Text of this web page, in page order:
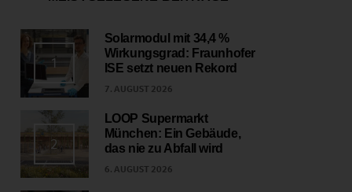
1
Solarmodul mit 34,4 %
Wirkungsgrad: Fraunhofer
ISE setzt neuen Rekord
7. AUGUST 2026
2
LOOP Supermarkt
München: Ein Gebäude,
das nie zu Abfall wird
6. AUGUST 2026